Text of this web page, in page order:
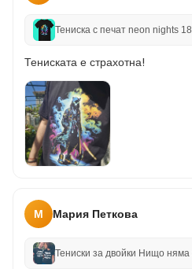
Тениска с печат neon nights 18
Тениската е страхотна!
М Мария Петкова